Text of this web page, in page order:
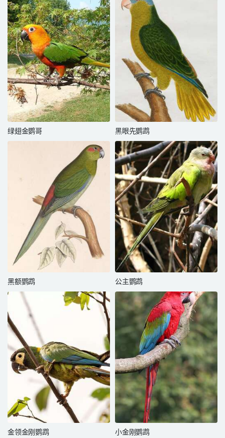
绿翅金鹦哥 黑眼先鹦鹉
黑额鹦鹉 公主鹦鹉
金领金刚鹦鹉 小金刚鹦鹉